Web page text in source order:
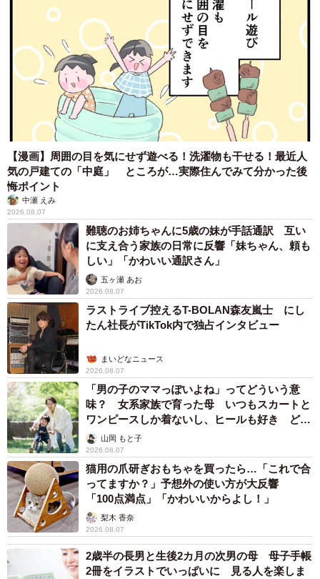
【漫画】周囲の目を気にせず遊べる！洗濯物も干せる！最近人
気の戸建ての「中庭」 ところが…実際住んでみて分かった後
悔ポイント
中瀬 えみ
2026.08.07
難聴のお姉ちゃんに5歳の妹が手話通訳 互い
に支え合う家族の日常に反響「妹ちゃん、頼も
しい」「かわいい通訳さん」
五ヶ瀬 あお
2026.08.07
ラストライブ控えるT-BOLAN森友嵐士 にし
たん社長がTikTok内で独占インタビュー
まいどなニュース
2026.08.07
「男の子のママっぽいよね」ってどういう意
味？ 女系家族で育った母 いつもスカートと
ワンピースしか着ないし、ヒールも好き どの
へんが…
山岡 もと子
2026.08.07
猫用の爪研ぎおもちゃを買ったら…「これで合
ってますか？」予想外の使い方が大反響
「100点満点」「かわいいからよし！」
梨木 香奈
2026.08.07
2歳半の長男と生後2カ月の次男の母 母子手帳
2冊をイラストでいっぱいに 見る人を楽しま